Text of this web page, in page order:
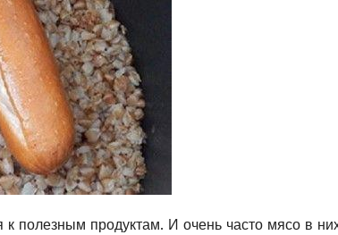
к полезным продуктам. И очень часто мясо в